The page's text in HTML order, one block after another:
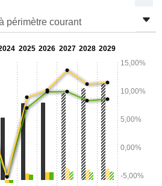
périmètre courant